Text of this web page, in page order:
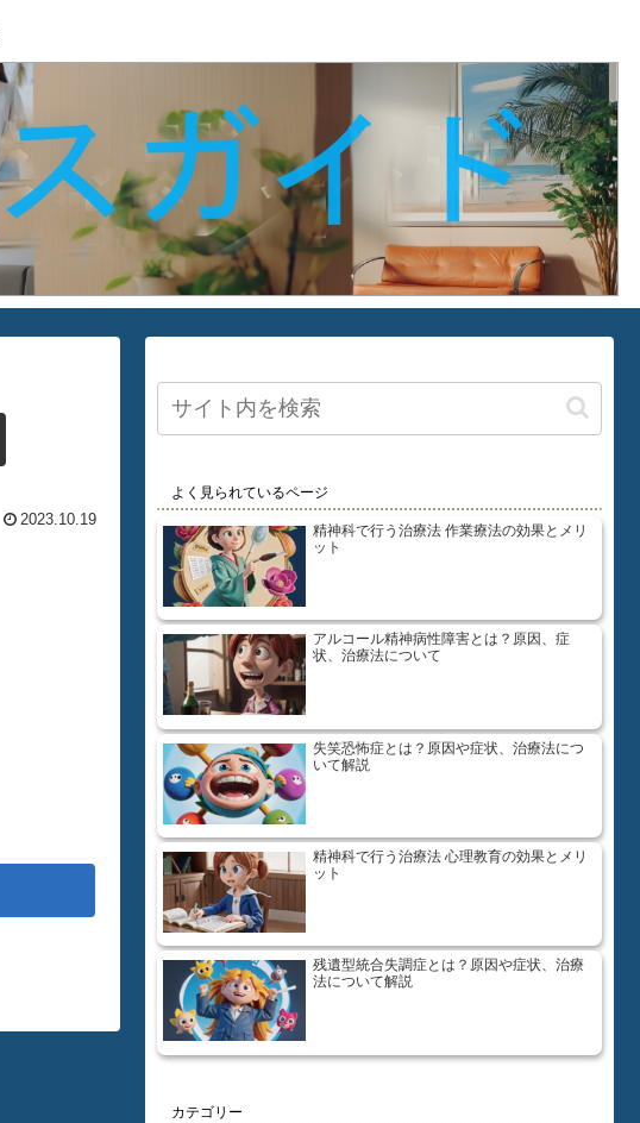
2023.10.19
よく見られているページ
精神科で行う治療法 作業療法の効果とメリ
ット
アルコール精神病性障害とは？原因、症
状、治療法について
失笑恐怖症とは？原因や症状、治療法につ
いて解説
精神科で行う治療法 心理教育の効果とメリ
ット
残遺型統合失調症とは？原因や症状、治療
法について解説
カテゴリー